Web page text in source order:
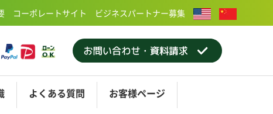
コーポレートサイト ビジネスパートナー募集
よくある質問 お客様ページ